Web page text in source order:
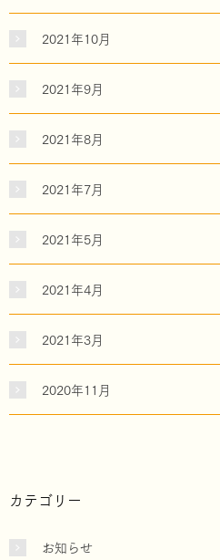
2021年10月
2021年9月
2021年8月
2021年7月
2021年5月
2021年4月
2021年3月
2020年11月
カテゴリー
お知らせ